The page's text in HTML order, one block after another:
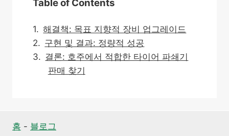
Table of Contents
해결책: 목표 지향적 장비 업그레이드
구현 및 결과: 정량적 성공
결론: 호주에서 적합한 타이어 파쇄기
판매 찾기
홈 - 블로그